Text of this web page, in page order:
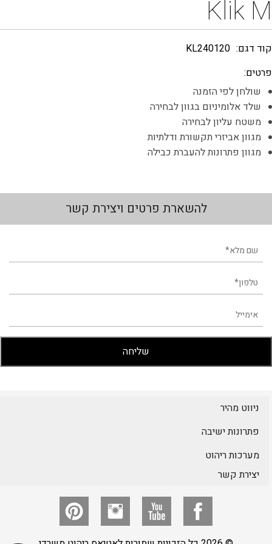
Klik M
קוד דגם: KL240120
פרטים:
שולחן לפי הזמנה
שלד אלומיניום בגוון לבחירה
משטח עליון לבחירה
מגוון אביזרי תקשורת ודלתיות
מגוון פתרונות להעברת כבילה
להשארת פרטים ויצירת קשר
ניווט מהיר
פתרונות ישיבה
מערכות ריהוט
יצירת קשר